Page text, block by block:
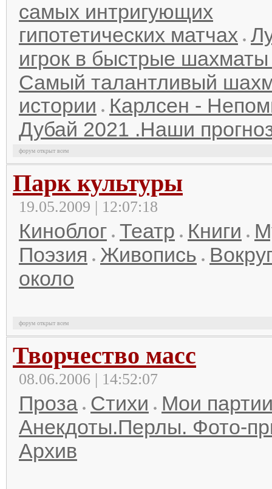
самых интригующих
гипотетических матчах
игрок в быстрые
Самый талантливый
истории
Карлсен -
Дубай 2021 .Наши
форум открыт всем
Парк культуры
19.05.2009 | 12:07:18
Киноблог Театр Книги
Поэзия
Живопись
около
форум открыт всем
Творчество масс
08.06.2006 | 14:52:07
Проза Стихи
Мои
Анекдоты.Перлы. Фото-
Архив